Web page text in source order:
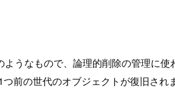
うなもので、論理的削除の管理に
前の世代のオブジェクトが復旧さ